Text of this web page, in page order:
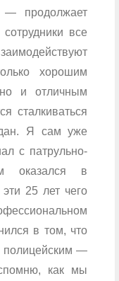
— продолжает
все
хорошим
и отличным
сталкиваться
Я сам уже
с патрульно-
оказался в
25 лет чего
в том, что
полицейским —
как мы